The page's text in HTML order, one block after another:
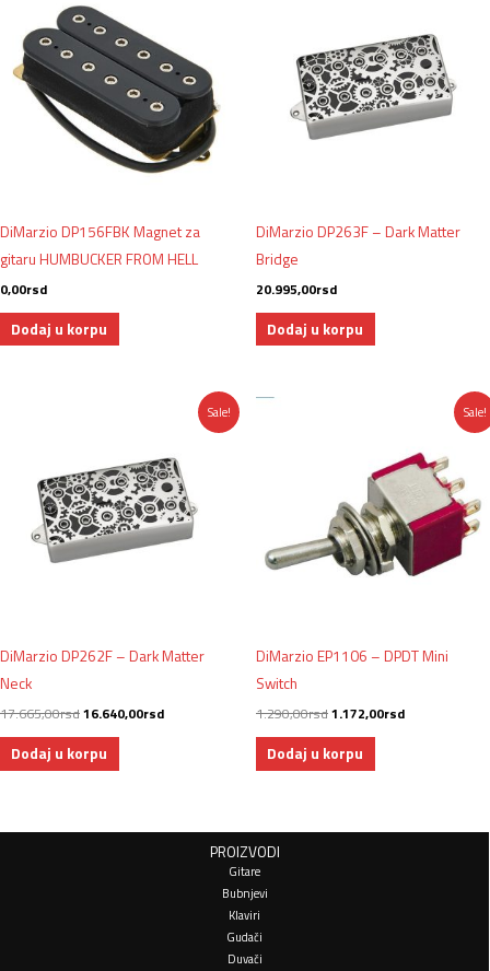
DiMarzio DP156FBK Magnet za
gitaru HUMBUCKER FROM HELL
0,00rsd
Dodaj u korpu
DiMarzio DP263F – Dark Matter
Bridge
20.995,00rsd
Dodaj u korpu
Sale!
DiMarzio DP262F – Dark Matter
Neck
17.665,00rsd
17.665,00rsd.
16.640,00rsd
Trenutna
16.640,00rsd.
Dodaj u korpu
Sale!
DiMarzio EP1106 – DPDT Mini
Switch
1.290,00rsd
1.290,00rsd.
1.172,00rsd
Trenutna
1.172,00rsd.
Dodaj u korpu
PROIZVODI
Gitare
Bubnjevi
Klaviri
Gudači
Duvači